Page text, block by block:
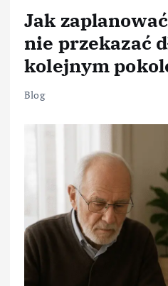
Jak
nie przekazać
kolejnym
Blog